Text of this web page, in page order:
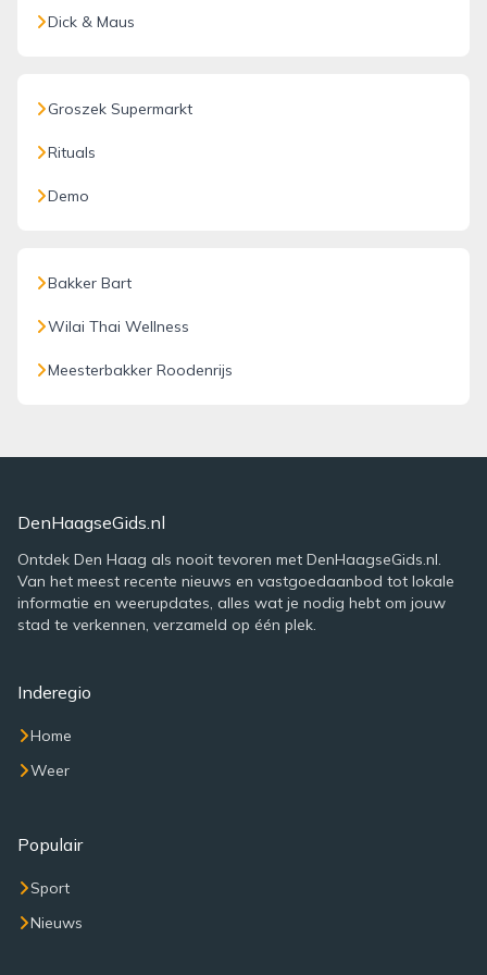
Dick & Maus
Groszek Supermarkt
Rituals
Demo
Bakker Bart
Wilai Thai Wellness
Meesterbakker Roodenrijs
DenHaagseGids.nl
Ontdek Den Haag als nooit tevoren met DenHaagseGids.nl.
Van het meest recente nieuws en vastgoedaanbod tot lokale
informatie en weerupdates, alles wat je nodig hebt om jouw
stad te verkennen, verzameld op één plek.
Inderegio
Home
Weer
Populair
Sport
Nieuws